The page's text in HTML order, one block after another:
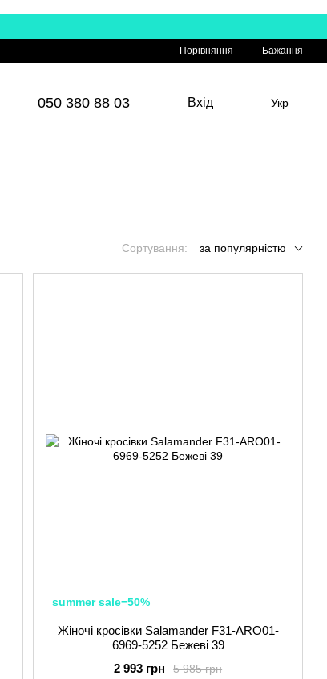
Порівняння Бажання
050 380 88 03 Вхід Укр
Сортування: за популярністю
summer sale−50%
Жіночі кросівки Salamander F31-ARO01-
6969-5252 Бежеві 39
5 985 грн
2 993 грн